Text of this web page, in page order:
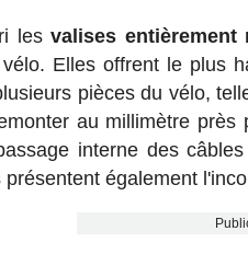
lesvalises entièrement
Elles offrent le plus
pièces du vélo,
au millimètre
interne des
également